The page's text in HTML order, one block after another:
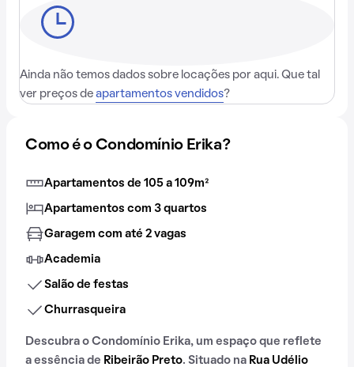
Ainda não temos dados sobre locações por aqui. Que tal
ver preços de apartamentos vendidos?
Como é o Condomínio Erika?
Apartamentos de 105 a 109m²
Apartamentos com 3 quartos
Garagem com até 2 vagas
Academia
Salão de festas
Churrasqueira
Descubra o Condomínio Erika, um espaço que reflete
a essência de Ribeirão Preto. Situado na Rua Udélio